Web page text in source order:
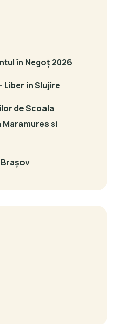
în Negoț 2026
Liber in Slujire
de Scoala
Maramures si